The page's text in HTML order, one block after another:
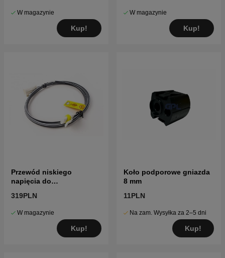
W magazynie
Kup!
W magazynie
Kup!
Przewód niskiego
napięcia do
319PLN
W magazynie
Kup!
Koło podporowe gniazda
8 mm
11PLN
Na zam. Wysyłka za 2–5 dni
Kup!